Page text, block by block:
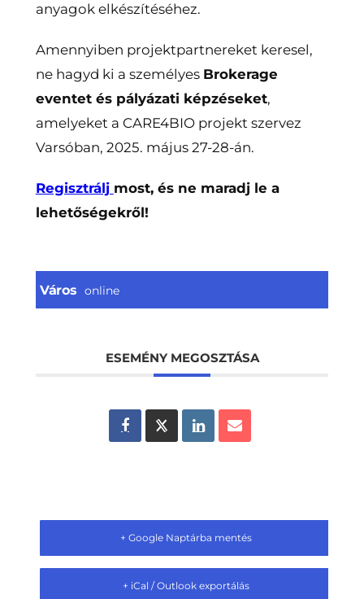
anyagok elkészítéséhez.
Amennyiben projektpartnereket keresel,
ne hagyd ki a személyes Brokerage
eventet és pályázati képzéseket,
amelyeket a CARE4BIO projekt szervez
Varsóban, 2025. május 27-28-án.
Regisztrálj most, és ne maradj le a
lehetőségekről!
Város online
ESEMÉNY MEGOSZTÁSA
+ Google Naptárba mentés
+ iCal / Outlook exportálás